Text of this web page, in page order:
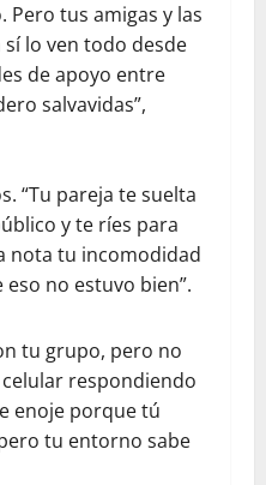
Pero tus amigas y las
lo ven todo desde
de apoyo entre
salvavidas”,
“Tu pareja te suelta
y te ríes para
nota tu incomodidad
no estuvo bien”.
tu grupo, pero no
respondiendo
enoje porque tú
tu entorno sabe